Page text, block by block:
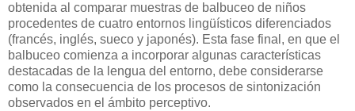
obtenida al comparar muestras de balbuceo de niños
procedentes de cuatro entornos lingüísticos diferenciados
(francés, inglés, sueco y japonés). Esta fase final, en que el
balbuceo comienza a incorporar algunas características
destacadas de la lengua del entorno, debe considerarse
como la consecuencia de los procesos de sintonización
observados en el ámbito perceptivo.